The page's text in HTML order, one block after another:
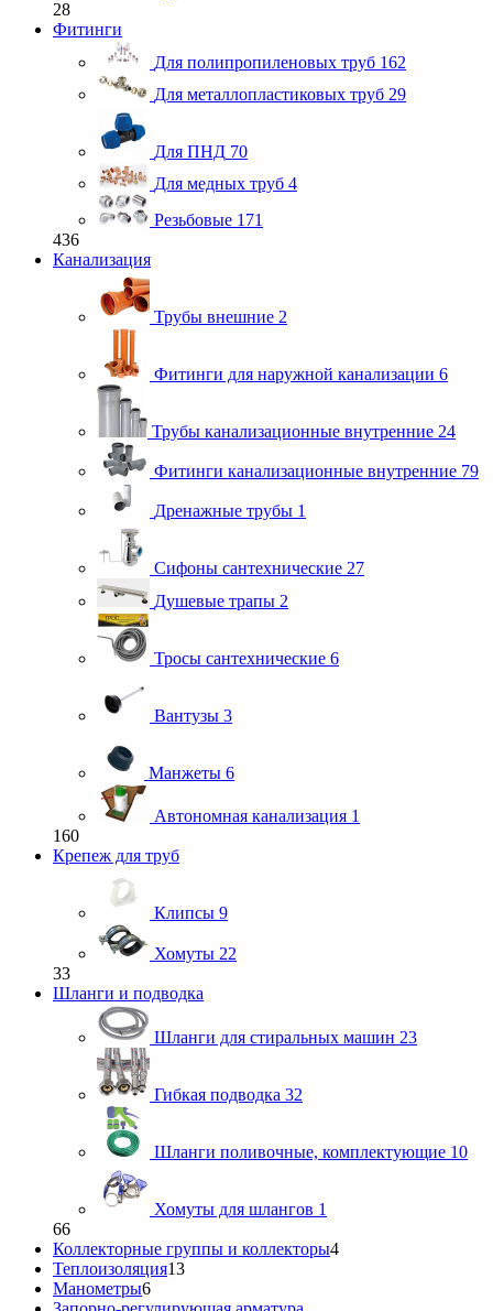
28
Фитинги
Для полипропиленовых труб 162
Для металлопластиковых труб 29
Для ПНД 70
Для медных труб 4
Резьбовые 171
436
Канализация
Трубы внешние 2
Фитинги для наружной канализации 6
Трубы канализационные внутренние 24
Фитинги канализационные внутренние 79
Дренажные трубы 1
Сифоны сантехнические 27
Душевые трапы 2
Тросы сантехнические 6
Вантузы 3
Манжеты 6
Автономная канализация 1
160
Крепеж для труб
Клипсы 9
Хомуты 22
33
Шланги и подводка
Шланги для стиральных машин 23
Гибкая подводка 32
Шланги поливочные, комплектующие 10
Хомуты для шлангов 1
66
Коллекторные группы и коллекторы4
Теплоизоляция13
Манометры6